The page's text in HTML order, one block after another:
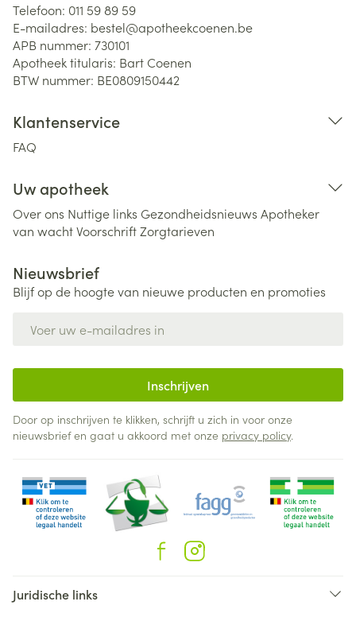
Telefoon: 011 59 89 59
E-mailadres: bestel@apotheekcoenen.be
APB nummer: 730101
Apotheek titularis: Bart Coenen
BTW nummer: BE0809150442
Klantenservice
FAQ
Uw apotheek
Over ons Nuttige links Gezondheidsnieuws Apotheker
van wachtVoorschriftZorgtarieven
Nieuwsbrief
Blijf op de hoogte van nieuwe producten en promoties
Inschrijven
Door op inschrijven te klikken, schrijft u zich in voor onze
nieuwsbrief en gaat u akkoord met onze privacy policy.
Juridische links